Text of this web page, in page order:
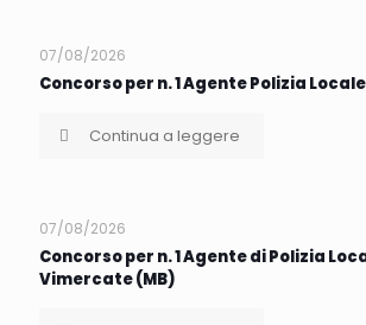
07/08/2026
Concorso per n. 1 Agente Polizia
Continua a leggere
07/08/2026
Concorso per n. 1 Agente di Polizia
Vimercate (MB)